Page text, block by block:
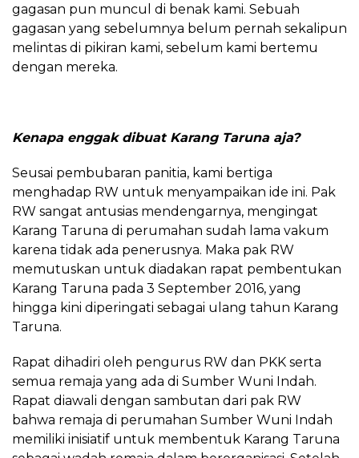
gagasan pun muncul di benak kami. Sebuah
gagasan yang sebelumnya belum pernah sekalipun
melintas di pikiran kami, sebelum kami bertemu
dengan mereka.
Kenapa enggak dibuat Karang Taruna aja?
Seusai pembubaran panitia, kami bertiga
menghadap RW untuk menyampaikan ide ini. Pak
RW sangat antusias mendengarnya, mengingat
Karang Taruna di perumahan sudah lama vakum
karena tidak ada penerusnya. Maka pak RW
memutuskan untuk diadakan rapat pembentukan
Karang Taruna pada 3 September 2016, yang
hingga kini diperingati sebagai ulang tahun Karang
Taruna.
Rapat dihadiri oleh pengurus RW dan PKK serta
semua remaja yang ada di Sumber Wuni Indah.
Rapat diawali dengan sambutan dari pak RW
bahwa remaja di perumahan Sumber Wuni Indah
memiliki inisiatif untuk membentuk Karang Taruna